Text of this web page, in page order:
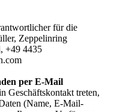
für die
Zeppelinring
+49 4435
per E-Mail
Geschäftskontakt treten,
(Name, E-Mail-